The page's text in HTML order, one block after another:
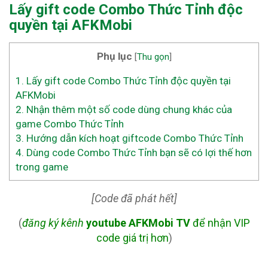
Lấy gift code Combo Thức Tỉnh độc
quyền tại AFKMobi
Phụ lục [Thu gọn]
1. Lấy gift code Combo Thức Tỉnh độc quyền tại
AFKMobi
2. Nhận thêm một số code dùng chung khác của
game Combo Thức Tỉnh
3. Hướng dẫn kích hoạt giftcode Combo Thức Tỉnh
4. Dùng code Combo Thức Tỉnh bạn sẽ có lợi thế hơn
trong game
[Code đã phát hết]
(đăng ký kênh youtube AFKMobi TVđể nhận VIP
code giá trị hơn)